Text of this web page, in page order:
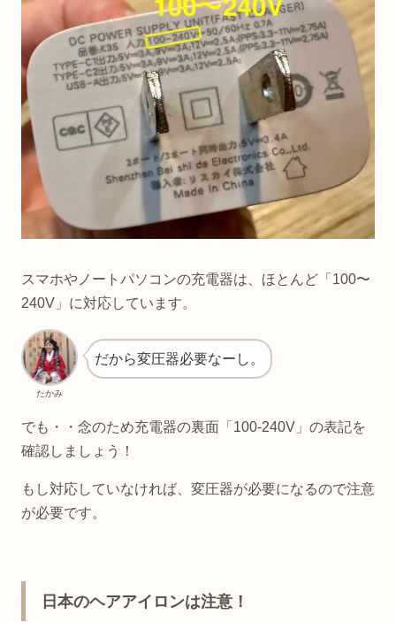
スマホやノートパソコンの充電器は、ほとんど「100〜
240V」に対応しています。
たかみ
だから変圧器必要なーし。
でも・・念のため充電器の裏面「100-240V」の表記を
確認しましょう！
もし対応していなければ、変圧器が必要になるので注意
が必要です。
日本のヘアアイロンは注意！